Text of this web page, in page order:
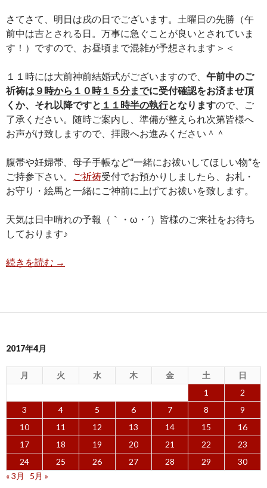
さてさて、明日は戌の日でございます。土曜日の先勝（午
前中は吉とされる日。万事に急ぐことが良いとされていま
す！）ですので、お昼頃まで混雑が予想されます＞＜
１１時には大前神前結婚式がございますので、 午前中のご
祈祷は ９時から１０時１５分までに受付確認をお済ませ頂
くか、それ以降ですと １１時半の執行となりますので、ご
了承ください。随時ご案内し、準備が整えられ次第皆様へ
お声がけ致しますので、拝殿へお進みください＾＾
腹帯や妊婦帯、母子手帳など“一緒にお祓いしてほしい物”を
ご持参下さい。
ご祈祷受付でお預かりしましたら、お札・
お守り・絵馬と一緒にご神前に上げてお祓いを致します。
天気は日中晴れの予報（｀・ω・´）皆様のご来社をお待ち
しております♪
続きを読む ５月の大型連休が間近になるにつれ、境内も新
→
2017年4月
月 火 水 木 金 土
日
1
2
3
4 5 6 7 8
9
10
11 12 13 14 15
16
17
18 19 20 21 22
23
24
25 26 27 28 29
30
« 3月
5月 »